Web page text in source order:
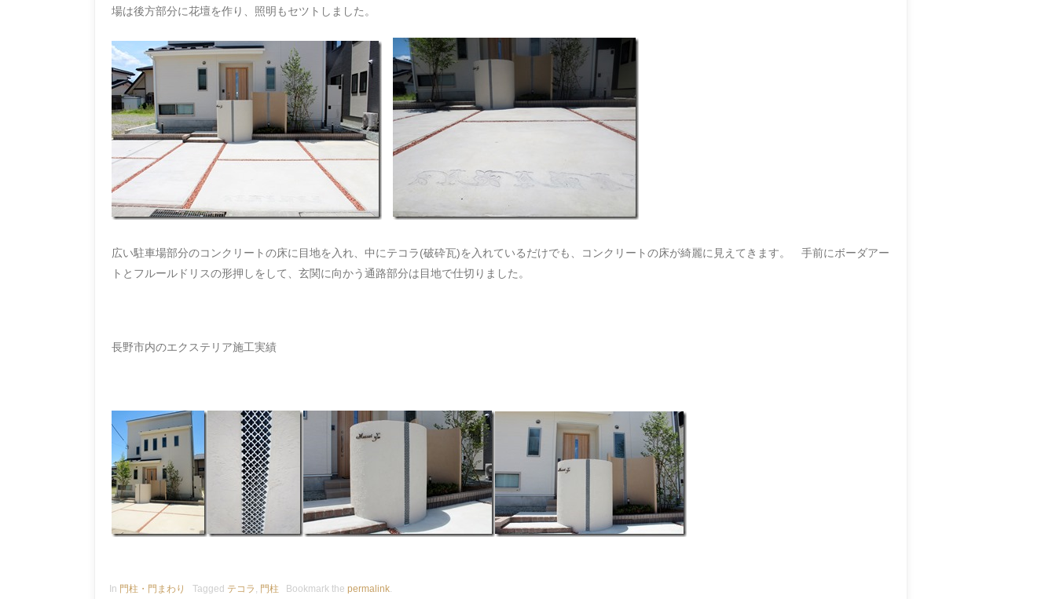
場は後方部分に花壇を作り、照明もセツトしました。
広い駐車場部分のコンクリートの床に目地を入れ、中にテコラ(破砕瓦)を入れているだけでも、コンクリートの床が綺麗に見えてきます。 手前にボーダアー
トとフルールドリスの形押しをして、玄関に向かう通路部分は目地で仕切りました。
長野市内のエクステリア施工実績
In 門柱・門まわり Tagged テコラ 門柱 Bookmark the permalink